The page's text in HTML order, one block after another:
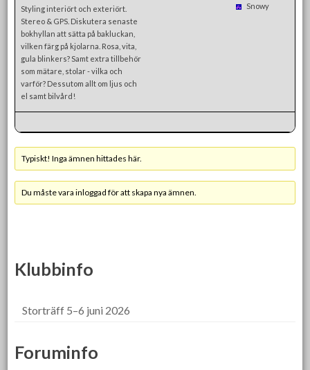
Styling interiört och exteriört.
Stereo & GPS. Diskutera senaste
bokhyllan att sätta på bakluckan,
vilken färg på kjolarna. Rosa, vita,
gula blinkers? Samt extra tillbehör
som mätare, stolar - vilka och
varför? Dessutom allt om ljus och
el samt bilvård!
Snowy
Typiskt! Inga ämnen hittades här.
Du måste vara inloggad för att skapa nya ämnen.
Klubbinfo
Storträff 5–6 juni 2026
Foruminfo